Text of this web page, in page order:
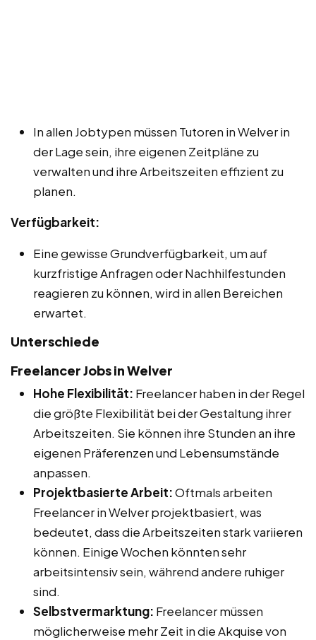
In allen Jobtypen müssen Tutoren in Welver in
der Lage sein, ihre eigenen Zeitpläne zu
verwalten und ihre Arbeitszeiten effizient zu
planen.
Verfügbarkeit:
Eine gewisse Grundverfügbarkeit, um auf
kurzfristige Anfragen oder Nachhilfestunden
reagieren zu können, wird in allen Bereichen
erwartet.
Unterschiede
Freelancer Jobs in Welver
Hohe Flexibilität: Freelancer haben in der Regel
die größte Flexibilität bei der Gestaltung ihrer
Arbeitszeiten. Sie können ihre Stunden an ihre
eigenen Präferenzen und Lebensumstände
anpassen.
Projektbasierte Arbeit:Oftmals arbeiten
Freelancer in Welver projektbasiert, was
bedeutet, dass die Arbeitszeiten stark variieren
können. Einige Wochen könnten sehr
arbeitsintensiv sein, während andere ruhiger
sind.
Selbstvermarktung: Freelancer müssen
möglicherweise mehr Zeit in die Akquise von